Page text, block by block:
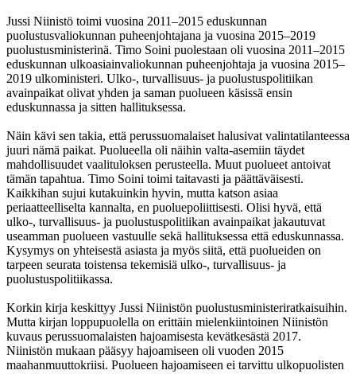
Jussi Niinistö toimi vuosina 2011–2015 eduskunnan
puolustusvaliokunnan puheenjohtajana ja vuosina 2015–2019
puolustusministerinä. Timo Soini puolestaan oli vuosina 2011–2015
eduskunnan ulkoasiainvaliokunnan puheenjohtaja ja vuosina 2015–
2019 ulkoministeri. Ulko-, turvallisuus- ja puolustuspolitiikan
avainpaikat olivat yhden ja saman puolueen käsissä ensin
eduskunnassa ja sitten hallituksessa.
Näin kävi sen takia, että perussuomalaiset halusivat valintatilanteessa
juuri nämä paikat. Puolueella oli näihin valta-asemiin täydet
mahdollisuudet vaalituloksen perusteella. Muut puolueet antoivat
tämän tapahtua. Timo Soini toimi taitavasti ja päättäväisesti.
Kaikkihan sujui kutakuinkin hyvin, mutta katson asiaa
periaatteelliselta kannalta, en puoluepoliittisesti. Olisi hyvä, että
ulko-, turvallisuus- ja puolustuspolitiikan avainpaikat jakautuvat
useamman puolueen vastuulle sekä hallituksessa että eduskunnassa.
Kysymys on yhteisestä asiasta ja myös siitä, että puolueiden on
tarpeen seurata toistensa tekemisiä ulko-, turvallisuus- ja
puolustuspolitiikassa.
Korkin kirja keskittyy Jussi Niinistön puolustusministeriratkaisuihin.
Mutta kirjan loppupuolella on erittäin mielenkiintoinen Niinistön
kuvaus perussuomalaisten hajoamisesta kevätkesästä 2017.
Niinistön mukaan pääsyy hajoamiseen oli vuoden 2015
maahanmuuttokriisi. Puolueen hajoamiseen ei tarvittu ulkopuolisten